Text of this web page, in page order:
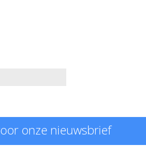
onze nieuwsbrief